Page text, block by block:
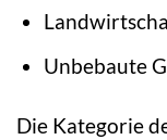
Unbebaute
Die Kategorie